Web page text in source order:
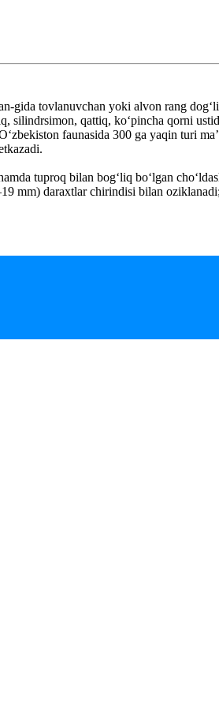
gida tovlanuvchan yoki alvon rang
qattiq, koʻpincha qorni
faunasida 300 ga yaqin turi
tuproq bilan bogʻliq boʻlgan
mm) daraxtlar chirindisi bilan